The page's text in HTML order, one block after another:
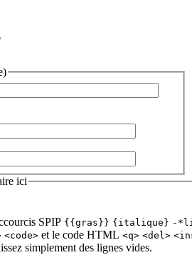
ici
SPIP {{gras}} {italique} -
<code> et le code HTML <q> <del>
simplement des lignes vides.